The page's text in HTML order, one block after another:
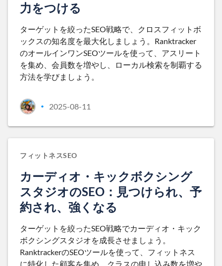
力をつける
ターゲットを絞ったSEO戦略で、クロスフィットボ
ックスの知名度を最大化しましょう。Ranktracker
のオールインワンSEOツールを使って、アスリート
を集め、会員数を増やし、ローカル検索を制覇する
方法を学びましょう。
• 2025-08-11
フィットネスSEO
カーディオ・キックボクシング
スタジオのSEO：見つけられ、予
約され、強くなる
ターゲットを絞ったSEO戦略でカーディオ・キック
ボクシングスタジオを成長させましょう。
RanktrackerのSEOツールを使って、フィットネス
に特化した顧客を集め、クラスの申し込み数を増や